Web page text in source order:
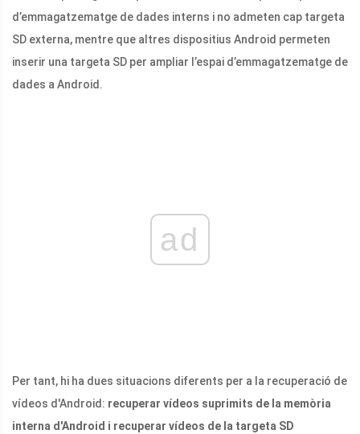
d’emmagatzematge de dades interns i no admeten cap targeta
SD externa, mentre que altres dispositius Android permeten
inserir una targeta SD per ampliar l’espai d’emmagatzematge de
dades a Android.
ad
Per tant, hi ha dues situacions diferents per a la recuperació de
vídeos d'Android: recuperar vídeos suprimits de la memòria
interna d'Android i recuperar vídeos de la targeta SD